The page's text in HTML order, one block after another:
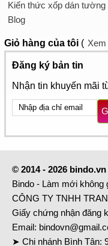
Kiến thức xốp dán tường
Blog
Giỏ hàng của tôi ( Xem
Đăng ký bản tin
Nhận tin khuyến mãi
© 2014 - 2026
Bindo - Làm mới không
CÔNG TY TNHH
Giấy chứng nhận đăng
Email:
➤ Chi nhánh Bình Tân: